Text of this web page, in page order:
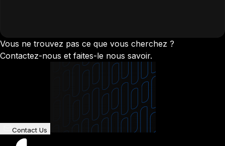
Vous ne trouvez pas ce que vous cherchez ?
Contactez-nous et faites-le nous savoir.
Contact Us